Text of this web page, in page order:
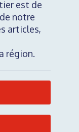
est de
notre
articles,
région.